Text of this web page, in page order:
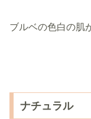
ブルベの色白の肌
ナチュラル